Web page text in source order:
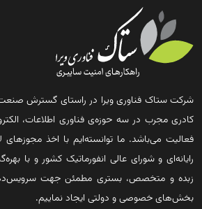
کادری مجرب در سه حوزه‌ی فناوری اطلاعات،
فعالیت می‌باشد. ما توانسته‌ایم با اخذ مجوزهای
رایانه‌ای و شورای عالی انفورماتیک کشور و با
زبده و متخصص، بستری مطمئن جهت
بخش‌های خصوصی و دولتی ایجاد نماییم.